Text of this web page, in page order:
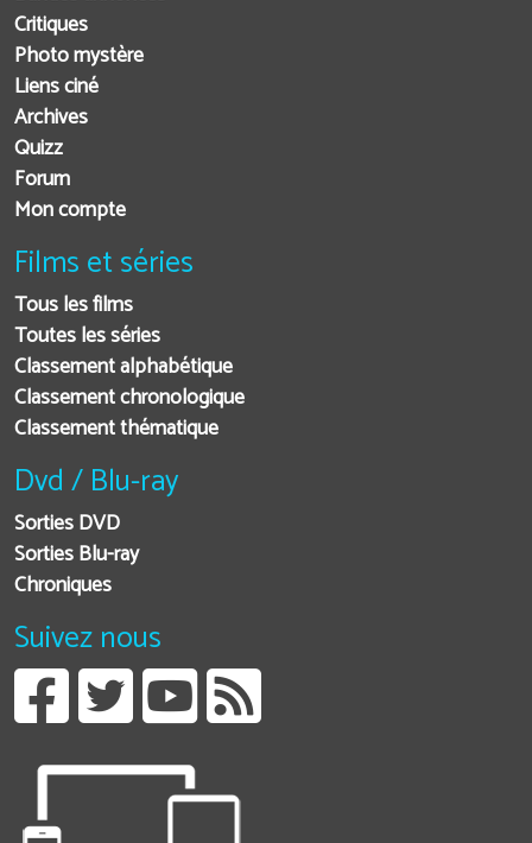
Critiques
Photo mystère
Liens ciné
Archives
Quizz
Forum
Mon compte
Films et séries
Tous les films
Toutes les séries
Classement alphabétique
Classement chronologique
Classement thématique
Dvd / Blu-ray
Sorties DVD
Sorties Blu-ray
Chroniques
Suivez nous